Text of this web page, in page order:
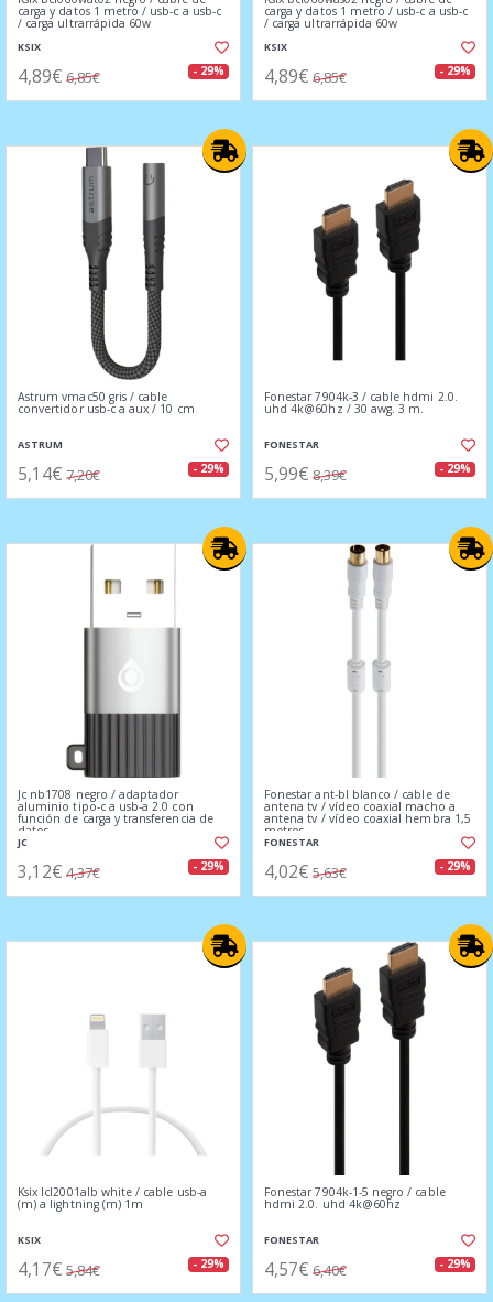
carga y datos 1 metro / usb-c a usb-c
/ carga ultrarrápida 60w
KSIX
4,89€ 6,85€ - 29%
carga y datos 1 metro / usb-c a usb-c
/ carga ultrarrápida 60w
KSIX
4,89€ 6,85€ - 29%
Astrum vmac50 gris / cable
convertidor usb-c a aux / 10 cm
ASTRUM
5,14€ 7,20€ - 29%
Fonestar 7904k-3 / cable hdmi 2.0.
uhd 4k@60hz / 30 awg. 3 m.
FONESTAR
5,99€ 8,39€ - 29%
Jc nb1708 negro / adaptador
aluminio tipo-c a usb-a 2.0 con
función de carga y transferencia de
datos
JC
3,12€ 4,37€ - 29%
Fonestar ant-bl blanco / cable de
antena tv / vídeo coaxial macho a
antena tv / vídeo coaxial hembra 1,5
metros
FONESTAR
4,02€ 5,63€ - 29%
Ksix lcl2001alb white / cable usb-a
(m) a lightning (m) 1m
KSIX
4,17€ 5,84€ - 29%
Fonestar 7904k-1-5 negro / cable
hdmi 2.0. uhd 4k@60hz
FONESTAR
4,57€ 6,40€ - 29%